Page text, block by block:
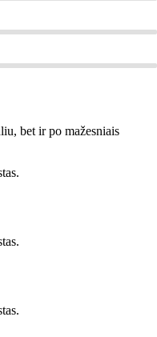
bet ir po mažesniais